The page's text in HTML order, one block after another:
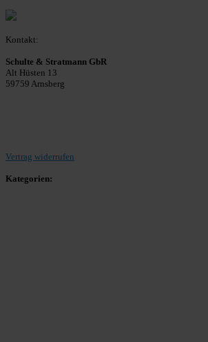
Kontakt:
Schulte & Stratmann GbR
Alt Hüsten 13
59759 Arnsberg
Vertrag widerrufen
Kategorien: